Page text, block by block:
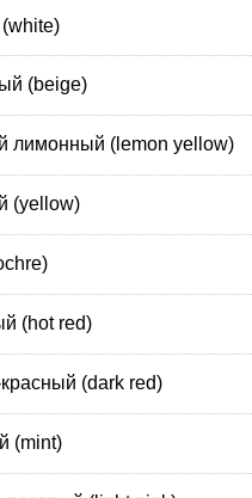
(beige)
лимонный (lemon yellow)
(yellow)
(hot red)
(dark red)
(mint)